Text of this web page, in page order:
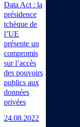
Data Act : la
présidence
tchèque de
l’UE
présente un
compromis
sur l’accès
des pouvoirs
publics aux
données
privées
24.08.2022